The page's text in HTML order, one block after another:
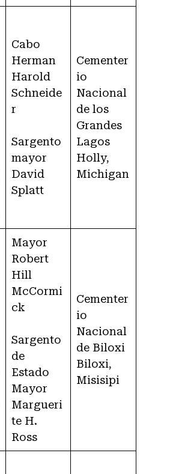
Cabo
Herman
Harold
Schneide
r
Sargento
mayor
David
Splatt
Cementer
io
Nacional
de los
Grandes
Lagos
Holly,
Michigan
Mayor
Robert
Hill
McCormi
ck
Sargento
de
Estado
Mayor
Margueri
te H.
Ross
Cementer
io
Nacional
de Biloxi
Biloxi,
Misisipi